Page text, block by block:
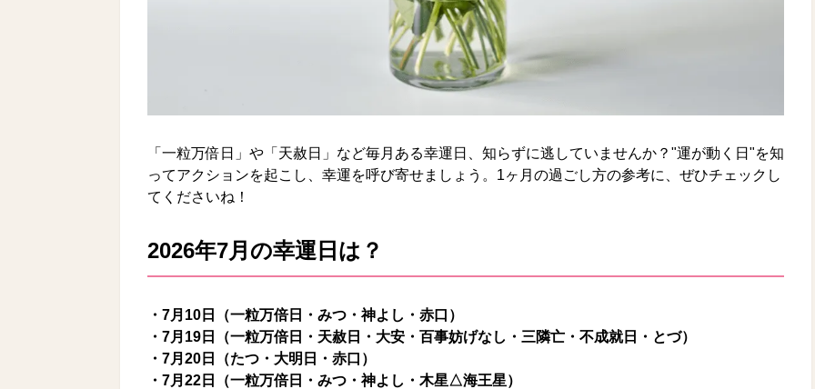
「一粒万倍日」や「天赦日」など毎月ある幸運日、知らずに逃していませんか？"運が動く日"を知
ってアクションを起こし、幸運を呼び寄せましょう。1ヶ月の過ごし方の参考に、ぜひチェックし
てくださいね！
2026年7月の幸運日は？
・7月10日（一粒万倍日・みつ・神よし・赤口）
・7月19日（一粒万倍日・天赦日・大安・百事妨げなし・三隣亡・不成就日・とづ）
・7月20日（たつ・大明日・赤口）
・7月22日（一粒万倍日・みつ・神よし・木星△海王星）